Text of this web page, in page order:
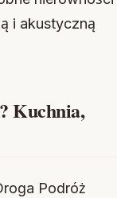
i akustyczną
Kuchnia,
Podróż